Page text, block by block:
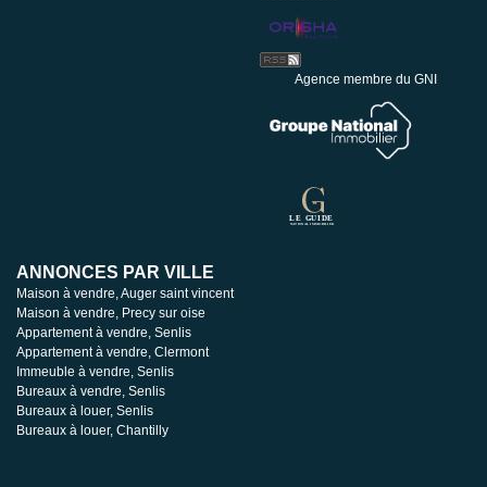
Agence membre du GNI
ANNONCES PAR VILLE
Maison à vendre, Auger saint vincent
Maison à vendre, Precy sur oise
Appartement à vendre, Senlis
Appartement à vendre, Clermont
Immeuble à vendre, Senlis
Bureaux à vendre, Senlis
Bureaux à louer, Senlis
Bureaux à louer, Chantilly